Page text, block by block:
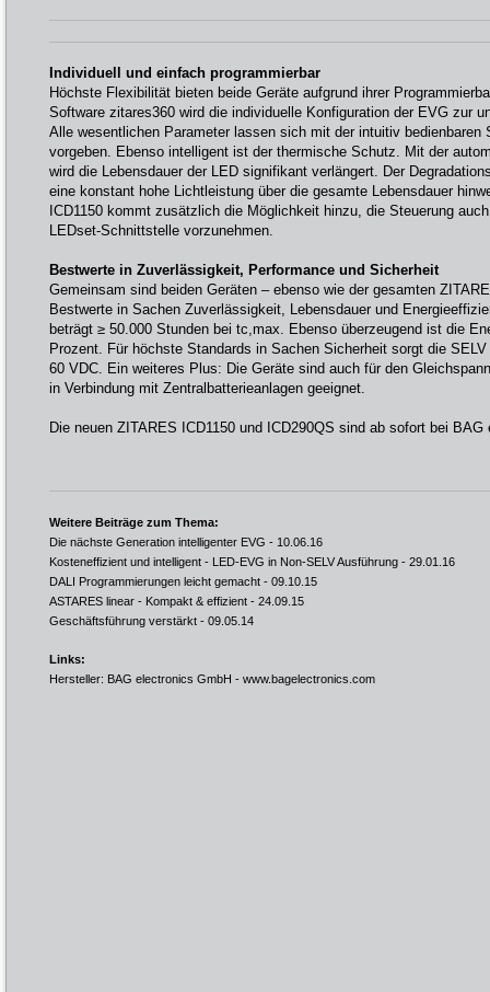
Individuell und einfach programmierbar
Höchste Flexibilität bieten beide Geräte aufgrund ihrer
Software zitares360 wird die individuelle Konfiguration der EVG zur
Alle wesentlichen Parameter lassen sich mit der intuitiv bedienbaren
vorgeben. Ebenso intelligent ist der thermische Schutz. Mit der
wird die Lebensdauer der LED signifikant verlängert. Der
eine konstant hohe Lichtleistung über die gesamte Lebensdauer
ICD1150 kommt zusätzlich die Möglichkeit hinzu, die Steuerung
LEDset-Schnittstelle vorzunehmen.
Bestwerte in Zuverlässigkeit, Performance und Sicherheit
Gemeinsam sind beiden Geräten – ebenso wie der gesamten
Bestwerte in Sachen Zuverlässigkeit, Lebensdauer und
beträgt ≥ 50.000 Stunden bei tc,max. Ebenso überzeugend ist die
Prozent. Für höchste Standards in Sachen Sicherheit sorgt die
60 VDC. Ein weiteres Plus: Die Geräte sind auch für den
in Verbindung mit Zentralbatterieanlagen geeignet.
Die neuen ZITARES ICD1150 und ICD290QS sind ab sofort bei BAG
Weitere Beiträge zum Thema:
Die nächste Generation intelligenter EVG - 10.06.16
Kosteneffizient und intelligent - LED-EVG in Non-SELV Ausführung - 29.01.16
DALI Programmierungen leicht gemacht - 09.10.15
ASTARES linear - Kompakt & effizient - 24.09.15
Geschäftsführung verstärkt - 09.05.14
Links:
Hersteller: BAG electronics GmbH - www.bagelectronics.com